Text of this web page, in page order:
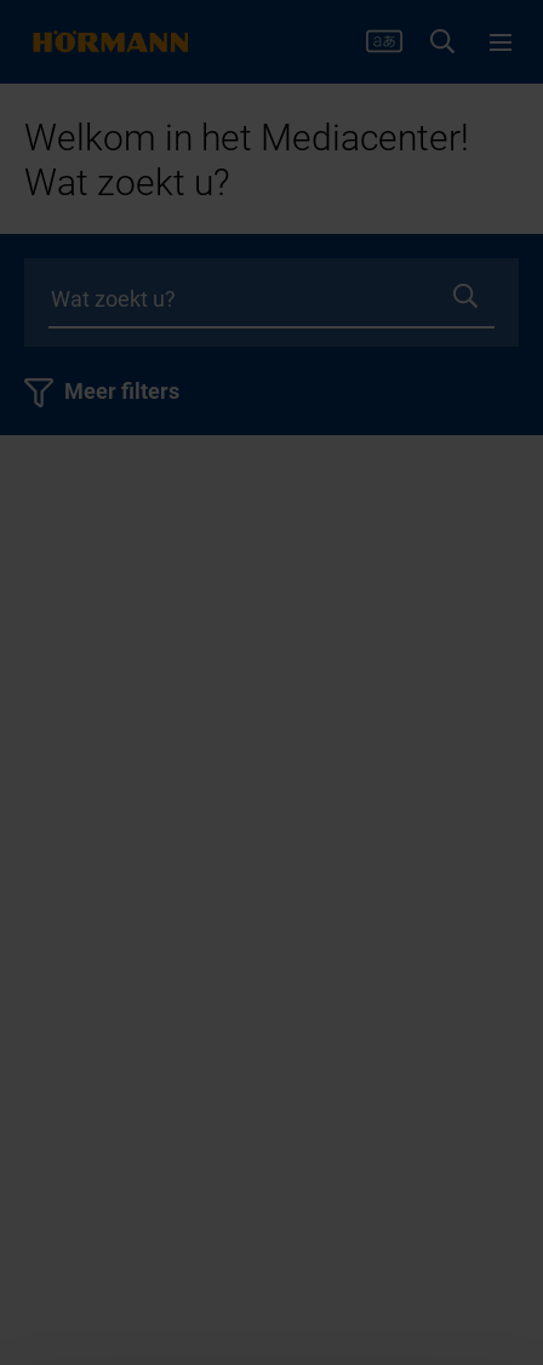
Welkom in het Mediacenter!
Wat zoekt u?
Meer filters